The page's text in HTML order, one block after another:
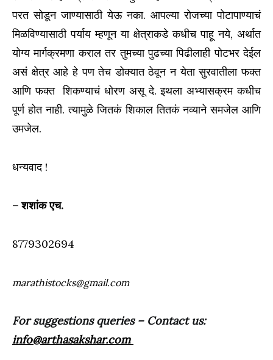
परत सोडून जाण्यासाठी येऊ नका. आपल्या रोजच्या पोटापाण्याचं
मिळविण्यासाठी पर्याय म्हणून या क्षेत्राकडे कधीच पाहू नये, अर्थात
योग्य मार्गक्रमणा कराल तर तुमच्या पुढच्या पिढीलाही पोटभर देईल
असं क्षेत्र आहे हे पण तेच डोक्यात ठेवून न येता सुरवातीला फक्त
आणि फक्त शिकण्याचं धोरण असू दे. इथला अभ्यासक्रम कधीच
पूर्ण होत नाही. त्यामुळे जितकं शिकाल तितकं नव्याने समजेल आणि
उमजेल.
धन्यवाद !
– शशांक एच.
8779302694
marathistocks@gmail.com
For suggestions queries – Contact us:
info@arthasakshar.com